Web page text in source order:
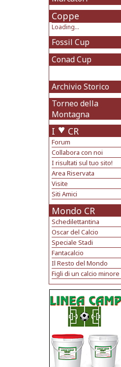
Coppe
Loading...
Fossil Cup
Conad Cup
Archivio Storico
Torneo della
Montagna
I CR
Forum
Collabora con noi
I risultati sul tuo sito!
Area Riservata
Visite
Siti Amici
Mondo CR
Schedilettantina
Oscar del Calcio
Speciale Stadi
Fantacalcio
Il Resto del Mondo
Figli di un calcio minore